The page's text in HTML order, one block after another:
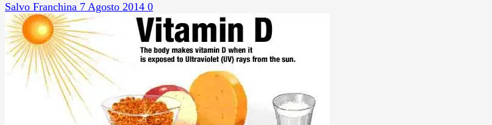
Salvo Franchina 7 Agosto 2014 0